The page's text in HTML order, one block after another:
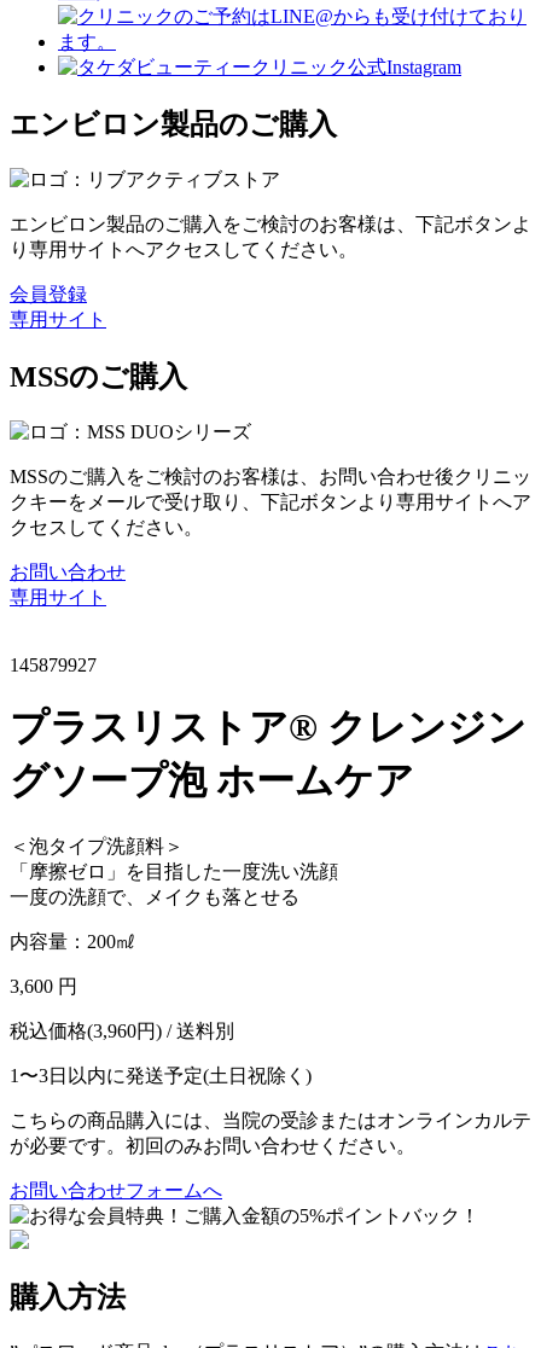
エンビロン製品のご購入
エンビロン製品のご購入をご検討のお客様は、下記ボタンよ
り専用サイトへアクセスしてください。
会員登録
専用サイト
MSSのご購入
MSSのご購入をご検討のお客様は、お問い合わせ後クリニッ
クキーをメールで受け取り、下記ボタンより専用サイトへア
クセスしてください。
お問い合わせ
専用サイト
145879927
プラスリストア® クレンジン
グソープ泡 ホームケア
＜泡タイプ洗顔料＞
「摩擦ゼロ」を目指した一度洗い洗顔
一度の洗顔で、メイクも落とせる
内容量：200㎖
3,600 円
税込価格(3,960円) / 送料別
1〜3日以内に発送予定(土日祝除く)
こちらの商品購入には、当院の受診またはオンラインカルテ
が必要です。初回のみお問い合わせください。
お問い合わせフォームへ
購入方法